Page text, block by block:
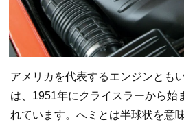
アメリカを代表するエンジンとも
は、1951年にクライスラーから始
れています。へミとは半球状を意